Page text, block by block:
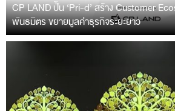
CP LAND ปั้น ‘Pri-d’ สร้าง Customer
พันธมิตร ขยายมูลค่าธุรกิจระยะยาว